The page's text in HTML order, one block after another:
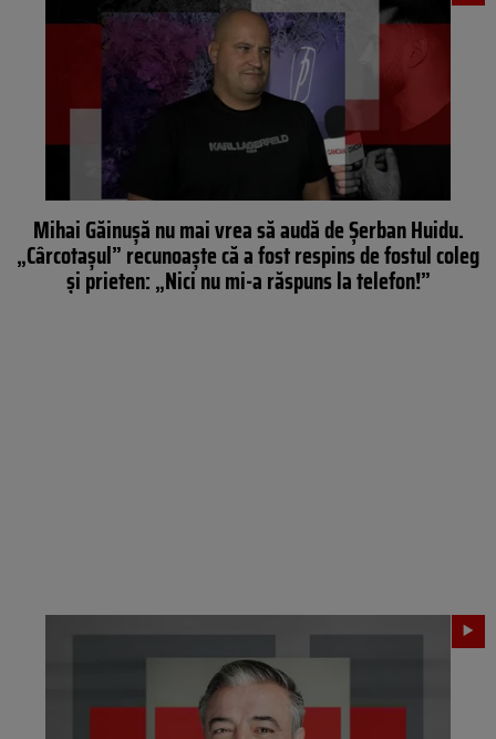
Mihai Găinușă nu mai vrea să audă de Șerban Huidu.
„Cârcotașul” recunoaște că a fost respins de fostul coleg
și prieten: „Nici nu mi-a răspuns la telefon!”